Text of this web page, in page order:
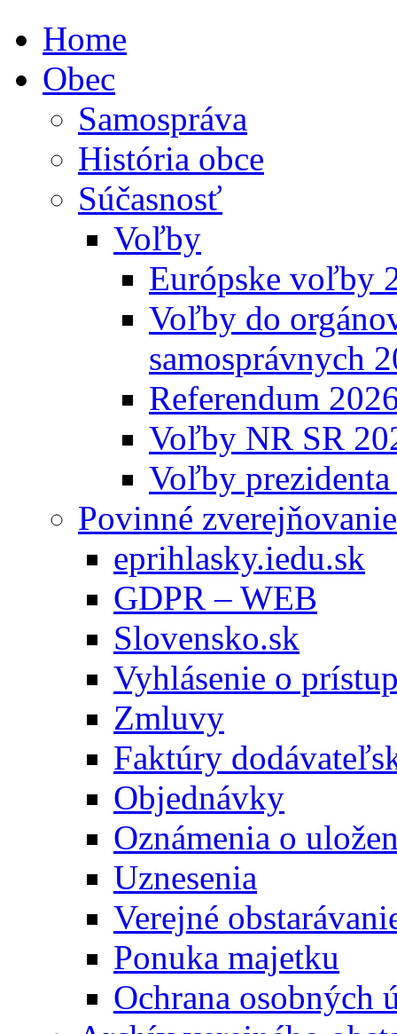
Home
Obec
Samospráva
História obce
Súčasnosť
Voľby
Európske voľby
Voľby do
samosprávnych
Referendum
Voľby NR SR
Voľby
Povinné zverejňovanie
eprihlasky.iedu.sk
GDPR – WEB
Slovensko.sk
Vyhlásenie o
Zmluvy
Faktúry
Objednávky
Oznámenia o
Uznesenia
Verejné
Ponuka majetku
Ochrana osobných